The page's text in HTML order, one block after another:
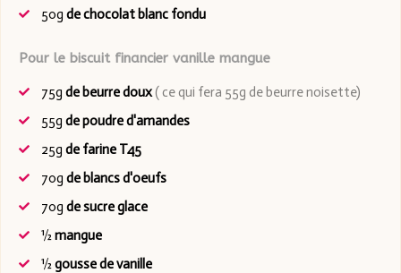
50g de chocolat blanc fondu
Pour le biscuit financier vanille mangue
75g de beurre doux( ce qui fera 55g de beurre noisette)
55g de poudre d'amandes
25g de farine T45
70g de blancs d'oeufs
70g de sucre glace
½mangue
½gousse de vanille